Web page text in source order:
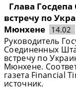
Глава
встречу по
Мюнхене
14.02
Руководитель
Соединенных
встречу по
Мюнхене.
газета Financial
источник.